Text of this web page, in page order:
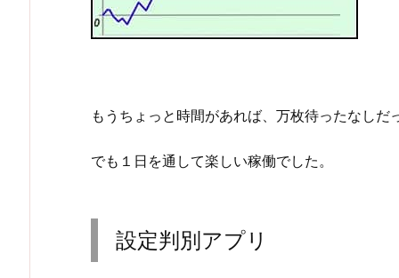
もうちょっと時間があれば、万枚待ったなしだ
でも１日を通して楽しい稼働でした。
設定判別アプリ